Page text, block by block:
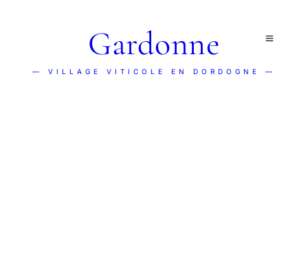
Gardonne
— VILLAGE VITICOLE EN DORDOGNE —